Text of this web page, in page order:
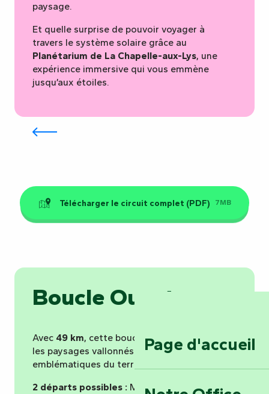
Page d'accueil
paysage.
Et quelle surprise de pouvoir voyager à
travers le système solaire grâce au
Planétarium de La Chapelle-aux-Lys, une
expérience immersive qui vous emmène
jusqu’aux étoiles.
Télécharger le circuit complet (PDF) 7MB
Boucle Ouest
Avec 49 km, cette boucle vous plonge dans
les paysages vallonnés et les sites
emblématiques du territoire.
2 départs possibles : Mouilleron-Saint-